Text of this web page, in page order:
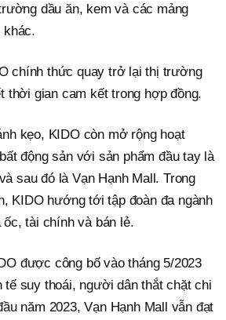
dầu ăn, kem và các mảng
khác.
chính thức quay trở lại thị trường
thời gian cam kết trong hợp đồng.
kẹo, KIDO còn mở rộng hoạt
động sản với sản phẩm đầu tay là
sau đó là Vạn Hạnh Mall. Trong
KIDO hướng tới tập đoàn đa ngành
tài chính và bán lẻ.
được công bố vào tháng 5/2023
tế suy thoái, người dân thắt chặt chi
năm 2023, Vạn Hạnh Mall vẫn đạt